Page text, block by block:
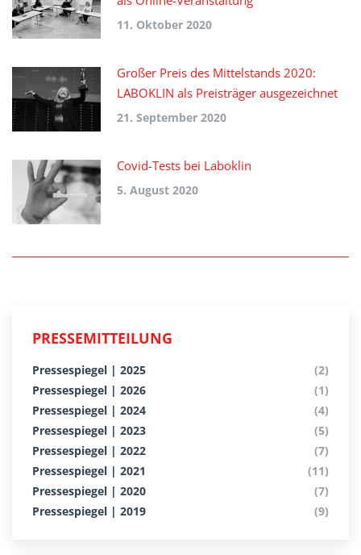
11. Oktober 2020
Großer Preis des Mittelstands 2020:
LABOKLIN als Preisträger ausgezeichnet
21. September 2020
Covid-Tests bei Laboklin
5. August 2020
PRESSEMITTEILUNG
Pressespiegel | 2025
(2)
Pressespiegel | 2026
(1)
Pressespiegel | 2024
(4)
Pressespiegel | 2023
(5)
Pressespiegel | 2022
(7)
Pressespiegel | 2021
(11)
Pressespiegel | 2020
(7)
Pressespiegel | 2019
(9)